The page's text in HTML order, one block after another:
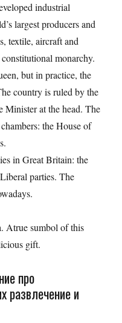
industrial
largest producers and
textile, aircraft and
monarchy.
but in practice, the
country is ruled by the
Minister at the head. The
the House of
in Great Britain: the
parties. The
Atrue sumbol of this
gift.
про
развлечение и